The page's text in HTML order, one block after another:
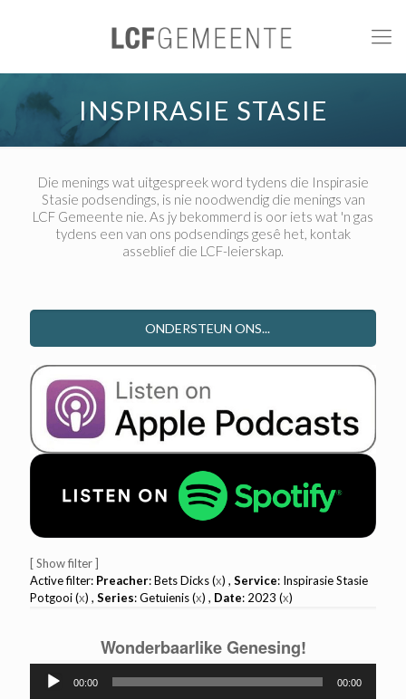
INSPIRASIE STASIE
Die menings wat uitgespreek word tydens die Inspirasie
Stasie podsendings, is nie noodwendig die menings van
LCF Gemeente nie. As jy bekommerd is oor iets wat 'n gas
tydens een van ons podsendings gesê het, kontak
asseblief die LCF-leierskap.
ONDERSTEUN ONS...
[ Show filter ]
Active filter: Preacher: Bets Dicks (x) , Service: Inspirasie Stasie
Potgooi (x) , Series: Getuienis (x) , Date: 2023 (x)
Wonderbaarlike Genesing!
Player
00:00 00:00